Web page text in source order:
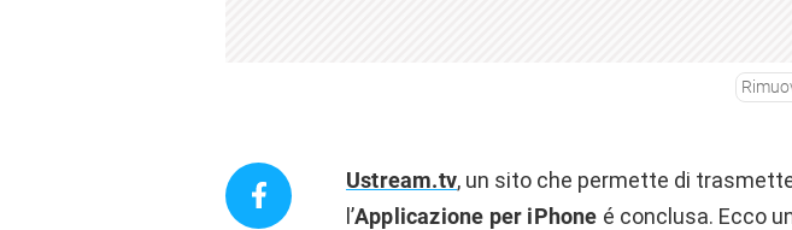
Ustream.tv, un sito che permette di
l’Applicazione per iPhone é conclusa. Ecco